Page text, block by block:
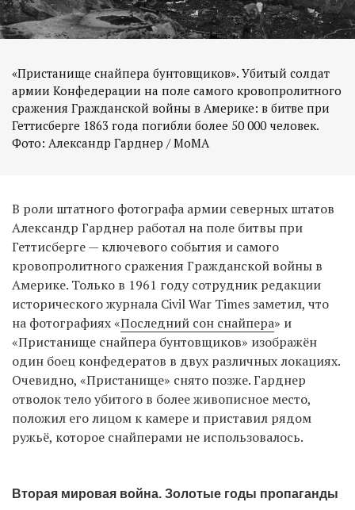
«Пристанище снайпера бунтовщиков». Убитый солдат
армии Конфедерации на поле самого кровопролитного
сражения Гражданской войны в Америке: в битве при
Геттисберге 1863 года погибли более 50 000 человек.
Фото: Александр Гарднер / MoMA
В роли штатного фотографа армии северных штатов
Александр Гарднер работал на поле битвы при
Геттисберге — ключевого события и самого
кровопролитного сражения Гражданской войны в
Америке. Только в 1961 году сотрудник редакции
исторического журнала Civil War Times заметил, что
на фотографиях «Последний сон снайпера» и
«Пристанище снайпера бунтовщиков» изображён
один боец конфедератов в двух различных локациях.
Очевидно, «Пристанище» снято позже. Гарднер
отволок тело убитого в более живописное место,
положил его лицом к камере и приставил рядом
ружьё, которое снайперами не использовалось.
Вторая мировая война. Золотые годы пропаганды